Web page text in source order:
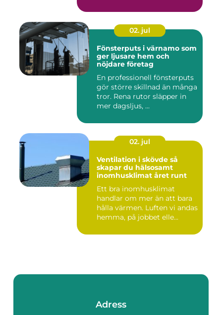
02. jul
Fönsterputs i värnamo som
ger ljusare hem och
nöjdare företag
En professionell fönsterputs
gör större skillnad än många
tror. Rena rutor släpper in
mer dagsljus, ...
02. jul
Ventilation i skövde så
skapar du hälsosamt
inomhusklimat året runt
Ett bra inomhusklimat
handlar om mer än att bara
hålla värmen. Luften vi andas
hemma, på jobbet elle...
Adress